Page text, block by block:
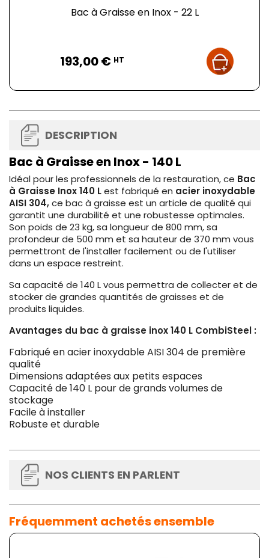
Bac à Graisse en Inox - 22 L
193,00 € HT
DESCRIPTION
Bac à Graisse en Inox - 140 L
Idéal pour les professionnels de la restauration, ce Bac
à Graisse Inox 140 Lest fabriqué en acier inoxydable
AISI 304,ce bac à graisse est un article de qualité qui
garantit une durabilité et une robustesse optimales.
Son poids de 23 kg, sa longueur de 800 mm, sa
profondeur de 500 mm et sa hauteur de 370 mm vous
permettront de l'installer facilement ou de l'utiliser
dans un espace restreint.
Sa capacité de 140 L vous permettra de collecter et de
stocker de grandes quantités de graisses et de
produits liquides.
Avantages du bac à graisse inox 140 L CombiSteel :
Fabriqué en acier inoxydable AISI 304 de première
qualité
Dimensions adaptées aux petits espaces
Capacité de 140 L pour de grands volumes de
stockage
Facile à installer
Robuste et durable
NOS CLIENTS EN PARLENT
Fréquemment achetés ensemble